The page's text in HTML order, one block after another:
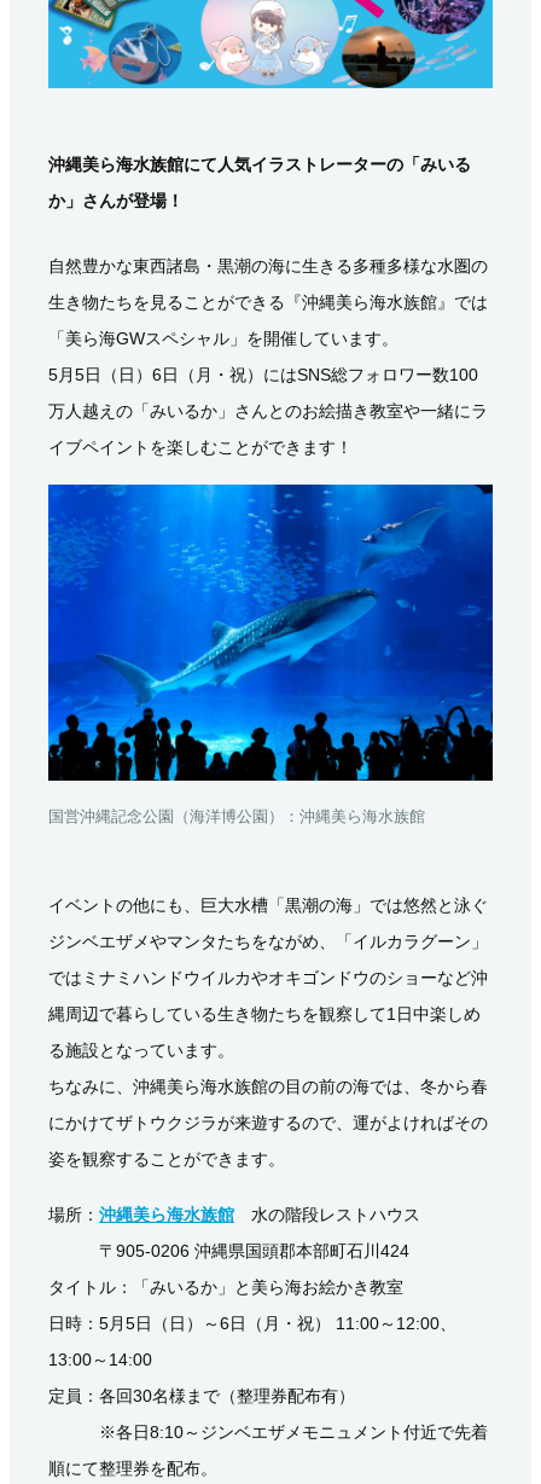
沖縄美ら海水族館にて人気イラストレーターの「みいる
か」さんが登場！
自然豊かな東西諸島・黒潮の海に生きる多種多様な水圏の
生き物たちを見ることができる『沖縄美ら海水族館』では
「美ら海GWスペシャル」を開催しています。
5月5日（日）6日（月・祝）にはSNS総フォロワー数100
万人越えの「みいるか」さんとのお絵描き教室や一緒にラ
イブペイントを楽しむことができます！
国営沖縄記念公園（海洋博公園）：沖縄美ら海水族館
イベントの他にも、巨大水槽「黒潮の海」では悠然と泳ぐ
ジンベエザメやマンタたちをながめ、「イルカラグーン」
ではミナミハンドウイルカやオキゴンドウのショーなど沖
縄周辺で暮らしている生き物たちを観察して1日中楽しめ
る施設となっています。
ちなみに、沖縄美ら海水族館の目の前の海では、冬から春
にかけてザトウクジラが来遊するので、運がよければその
姿を観察することができます。
場所： 沖縄美ら海水族館 水の階段レストハウス
〒905-0206 沖縄県国頭郡本部町石川424
タイトル：「みいるか」と美ら海お絵かき教室
日時：5月5日（日）～6日（月・祝） 11:00～12:00、
13:00～14:00
定員：各回30名様まで（整理券配布有）
※各日8:10～ジンベエザメモニュメント付近で先着
順にて整理券を配布。